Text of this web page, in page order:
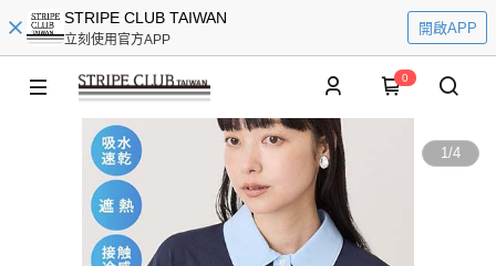
STRIPE CLUB TAIWAN
立刻使用官方APP
開啟APP
0
1/4